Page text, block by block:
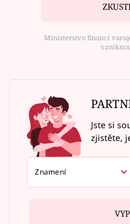
Ministerstvo financí
Jste si
zjistěte,